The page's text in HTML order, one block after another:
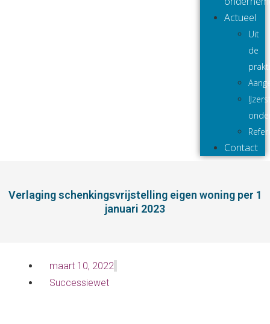
Actueel
Uit
de
Contact
Verlaging schenkingsvrijstelling eigen woning per 1
januari 2023
maart 10, 2022
Successiewet